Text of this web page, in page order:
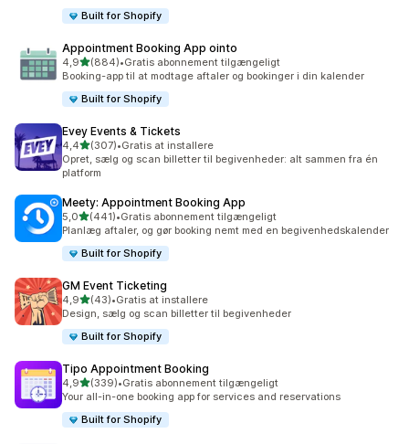
Built for Shopify
Appointment Booking App ointo
4,9ud af 5 stjerner
(884)
884 anmeldelser i alt
•Gratis abonnement tilgængeligt
Booking-app til at modtage aftaler og bookinger i din kalender
Built for Shopify
Evey Events & Tickets
4,4ud af 5 stjerner
(307)
307 anmeldelser i alt
•Gratis at installere
Opret, sælg og scan billetter til begivenheder: alt sammen fra én
platform
Meety: Appointment Booking App
5,0ud af 5 stjerner
(441)
441 anmeldelser i alt
•Gratis abonnement tilgængeligt
Planlæg aftaler, og gør booking nemt med en begivenhedskalender
Built for Shopify
GM Event Ticketing
4,9ud af 5 stjerner
(43)
43 anmeldelser i alt
•Gratis at installere
Design, sælg og scan billetter til begivenheder
Built for Shopify
Tipo Appointment Booking
4,9ud af 5 stjerner
(339)
339 anmeldelser i alt
•Gratis abonnement tilgængeligt
Your all-in-one booking app for services and reservations
Built for Shopify